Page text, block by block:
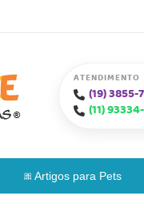
ATENDIMENTO
(19)3855-
(11)
Artigos para Pets